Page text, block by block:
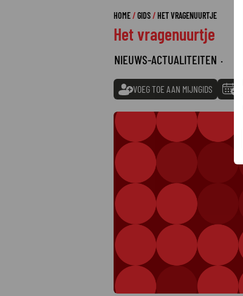
HOME GIDS HET VRAGENUURTJE
Het vragenuurtje
NIEUWS-ACTUALITEITEN ·
VOEG TOE AAN MIJNGIDS